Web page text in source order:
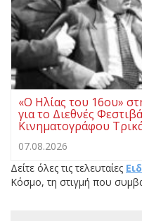
«Ο Ηλίας του 16ου»
για το Διεθνές
Κινηματογράφου
07.08.2026
Δείτε όλες τις τελευταίες
Κόσμο, τη στιγμή που